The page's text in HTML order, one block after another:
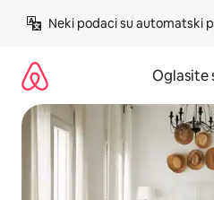
Neki podaci su automatski
Oglasite